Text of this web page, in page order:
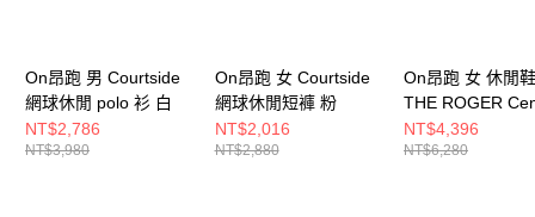
On昂跑 男 Courtside
網球休閒 polo 衫 白
NT$2,786
NT$3,980
On昂跑 女 Courtside
網球休閒短褲 粉
NT$2,016
NT$2,880
On昂跑 女 休閒鞋
THE ROGER
Court 白/石榴紅
NT$4,396
NT$6,280